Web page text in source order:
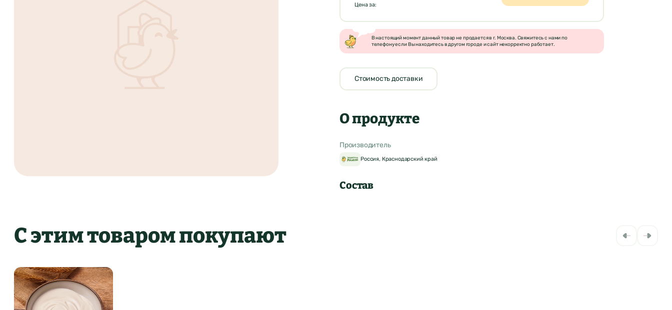
Цена за:
В настоящий момент данный товар не продается в г. Москва. Свяжитесь с нами по
телефону если Вы находитесь в другом городе и сайт некорректно работает.
Стоимость доставки
О продукте
Производитель
Россия, Краснодарский край
Состав
С этим товаром покупают